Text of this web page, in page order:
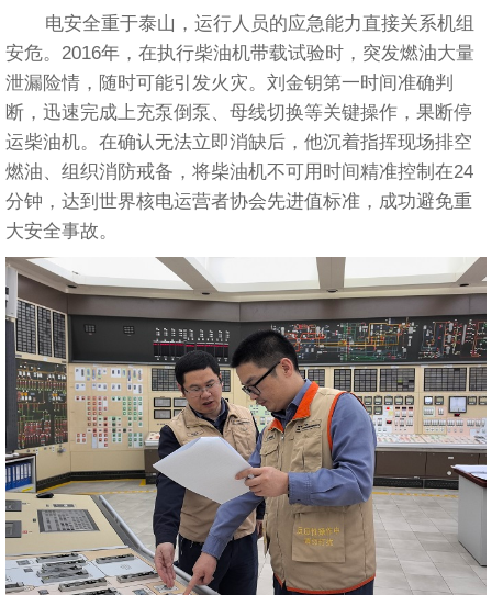
电安全重于泰山，运行人员的应急能力直接关系机组
安危。2016年，在执行柴油机带载试验时，突发燃油大量
泄漏险情，随时可能引发火灾。刘金钥第一时间准确判
断，迅速完成上充泵倒泵、母线切换等关键操作，果断停
运柴油机。在确认无法立即消缺后，他沉着指挥现场排空
燃油、组织消防戒备，将柴油机不可用时间精准控制在24
分钟，达到世界核电运营者协会先进值标准，成功避免重
大安全事故。